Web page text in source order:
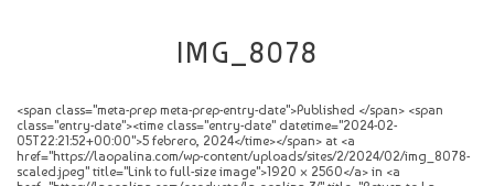
IMG_8078
<span class="meta-prep meta-prep-entry-date">Published </span> <span
class="entry-date"><time class="entry-date" datetime="2024-02-
05T22:21:52+00:00">5 febrero, 2024</time></span> at <a
href="https://laopalina.com/wp-content/uploads/sites/2/2024/02/img_8078-
scaled.jpeg" title="Link to full-size image">1920 × 2560</a> in <a